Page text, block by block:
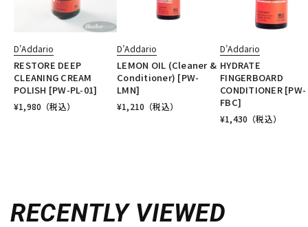
D’Addario
RESTORE DEEP
CLEANING CREAM
POLISH [PW-PL-01]
¥1,980 （税込）
D’Addario
LEMON OIL (Cleaner &
Conditioner) [PW-
LMN]
¥1,210 （税込）
D’Addario
HYDRATE
FINGERBOARD
CONDITIONER [PW-
FBC]
¥1,430 （税込）
RECENTLY VIEWED